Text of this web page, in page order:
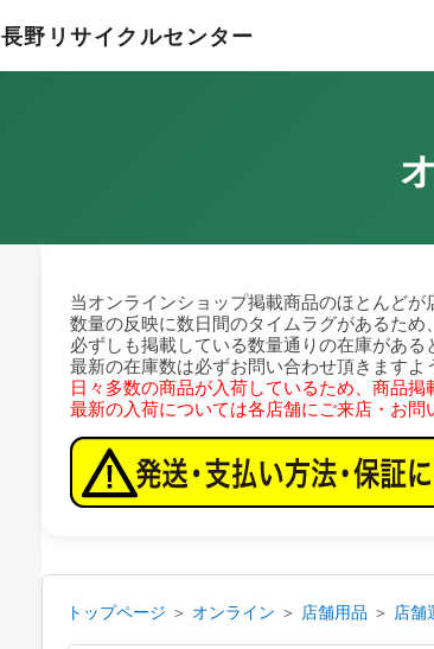
長野リサイクルセンター
当オンラインショップ掲載商品のほとんどが
数量の反映に数日間のタイムラグがあるため、
必ずしも掲載している数量通りの在庫がある
最新の在庫数は必ずお問い合わせ頂きますよ
日々多数の商品が入荷しているため、商品掲
最新の入荷については各店舗にご来店・お問
トップページ ＞ オンライン ＞ 店舗用品 ＞ 店舗